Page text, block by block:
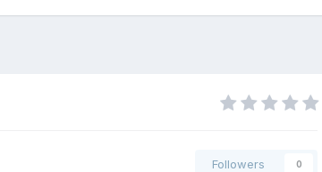
Followers 0